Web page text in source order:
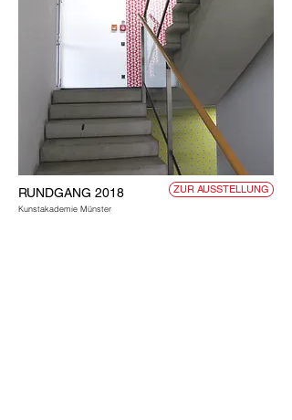
RUNDGANG 2018 ZUR AUSSTELLUNG
Kunstakademie Münster